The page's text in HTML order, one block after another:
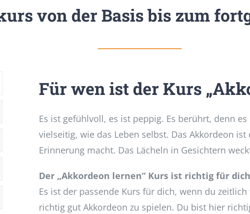
von der Basis bis zum
Für wen ist der Kurs
Es ist gefühlvoll, es ist peppig. Es berührt, denn es
vielseitig, wie das Leben selbst. Das Akkordeon
Erinnerung macht. Das Lächeln in Gesichtern
Der „Akkordeon lernen“ Kurs ist richtig für
Es ist der passende Kurs für dich, wenn du
richtig gut Akkordeon zu spielen. Du bist hier